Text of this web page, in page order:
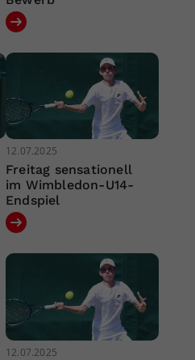
12.07.2025
Freitag sensationell
im Wimbledon-U14-
Endspiel
12.07.2025